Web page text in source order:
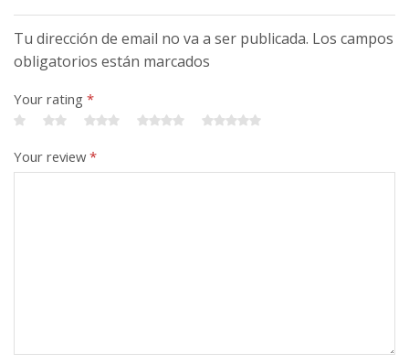
Tu dirección de email no va a ser publicada. Los campos
obligatorios están marcados
Your rating *
Your review*